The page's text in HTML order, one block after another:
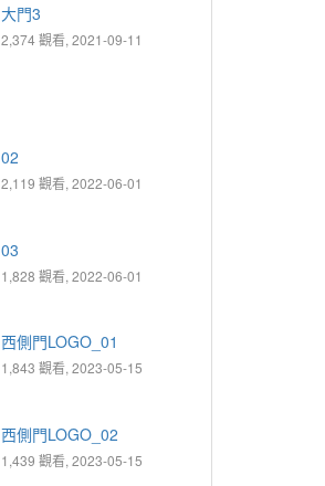
大門3
2,374 觀看, 2021-09-11
02
2,119 觀看, 2022-06-01
03
1,828 觀看, 2022-06-01
西側門LOGO_01
1,843 觀看, 2023-05-15
西側門LOGO_02
1,439 觀看, 2023-05-15